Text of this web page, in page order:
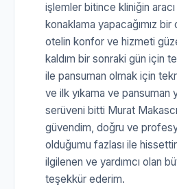
işlemler bitince kliniğin
konaklama yapacağımız bir
otelin konfor ve hizmeti
kaldım bir sonraki gün için
ile pansuman olmak için
ve ilk yıkama ve pansuman
serüveni bitti Murat
güvendim, doğru ve
olduğumu fazlası ile
ilgilenen ve yardımcı olan
teşekkür ederim.